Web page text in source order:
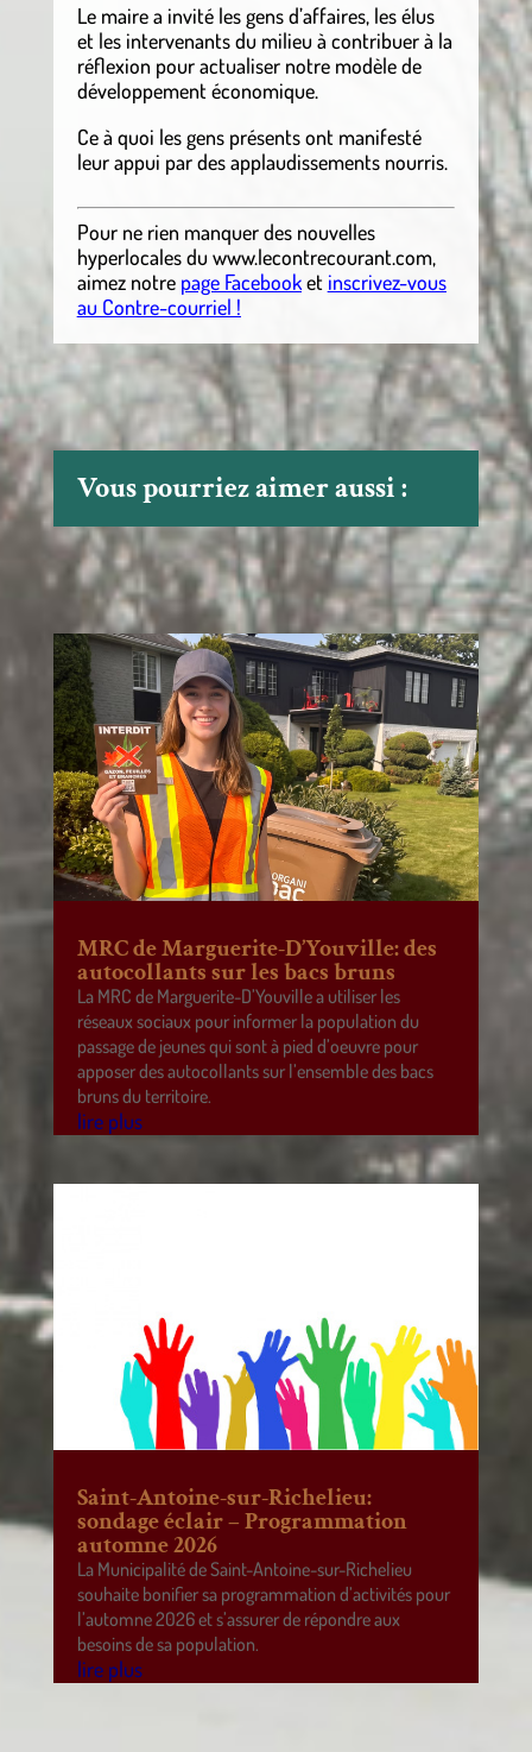
Le maire a invité les gens d’affaires, les élus
et les intervenants du milieu à contribuer à la
réflexion pour actualiser notre modèle de
développement économique.
Ce à quoi les gens présents ont manifesté
leur appui par des applaudissements nourris.
Pour ne rien manquer des nouvelles
hyperlocalesdu www.lecontrecourant.com,
aimez notre page Facebooket inscrivez-vous
au Contre-courriel !
Vous pourriez aimer aussi :
MRC de Marguerite-D’Youville: des
autocollants sur les bacs bruns
La MRC de Marguerite-D’Youville a utiliser les
réseaux sociaux pour informer la population du
passage de jeunes qui sont à pied d’oeuvre pour
apposer des autocollants sur l’ensemble des bacs
bruns du territoire.
lire plus
Saint-Antoine-sur-Richelieu:
sondage éclair – Programmation
automne 2026
La Municipalité de Saint-Antoine-sur-Richelieu
souhaite bonifier sa programmation d’activités pour
l’automne 2026 et s’assurer de répondre aux
besoins de sa population.
lire plus